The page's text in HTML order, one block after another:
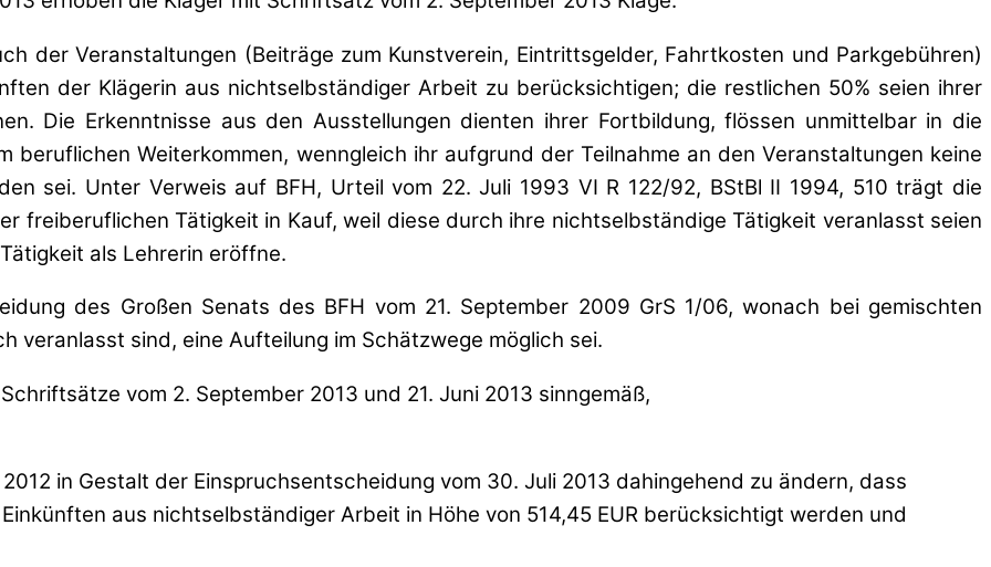
der Veranstaltungen (Beiträge zum Kunstverein, Eintrittsgelder, Fahrtkosten und Parkgebühren)
der Klägerin aus nichtselbständiger Arbeit zu berücksichtigen; die restlichen 50% seien ihrer
Die Erkenntnisse aus den Ausstellungen dienten ihrer Fortbildung, flössen unmittelbar in die
Weiterkommen, wenngleich ihr aufgrund der Teilnahme an den Veranstaltungen keine
sei. Unter Verweis auf BFH, Urteil vom 22. Juli 1993 VI R 122/92, BStBl II 1994, 510 trägt die
freiberuflichen Tätigkeit in Kauf, weil diese durch ihre nichtselbständige Tätigkeit veranlasst seien
als Lehrerin eröffne.
des Großen Senats des BFH vom 21. September 2009 GrS 1/06, wonach bei gemischten
veranlasst sind, eine Aufteilung im Schätzwege möglich sei.
vom 2. September 2013 und 21. Juni 2013 sinngemäß,
in Gestalt der Einspruchsentscheidung vom 30. Juli 2013 dahingehend zu ändern, dass
aus nichtselbständiger Arbeit in Höhe von 514,45 EUR berücksichtigt werden und